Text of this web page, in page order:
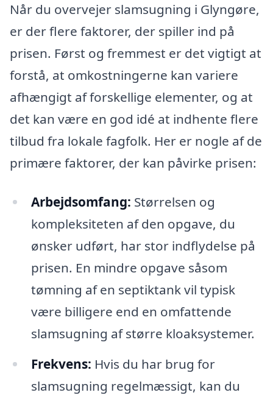
Når du overvejer slamsugning i Glyngøre,
er der flere faktorer, der spiller ind på
prisen. Først og fremmest er det vigtigt at
forstå, at omkostningerne kan variere
afhængigt af forskellige elementer, og at
det kan være en god idé at indhente flere
tilbud fra lokale fagfolk. Her er nogle af de
primære faktorer, der kan påvirke prisen:
Arbejdsomfang: Størrelsen og
kompleksiteten af den opgave, du
ønsker udført, har stor indflydelse på
prisen. En mindre opgave såsom
tømning af en septiktank vil typisk
være billigere end en omfattende
slamsugning af større kloaksystemer.
Frekvens: Hvis du har brug for
slamsugning regelmæssigt, kan du